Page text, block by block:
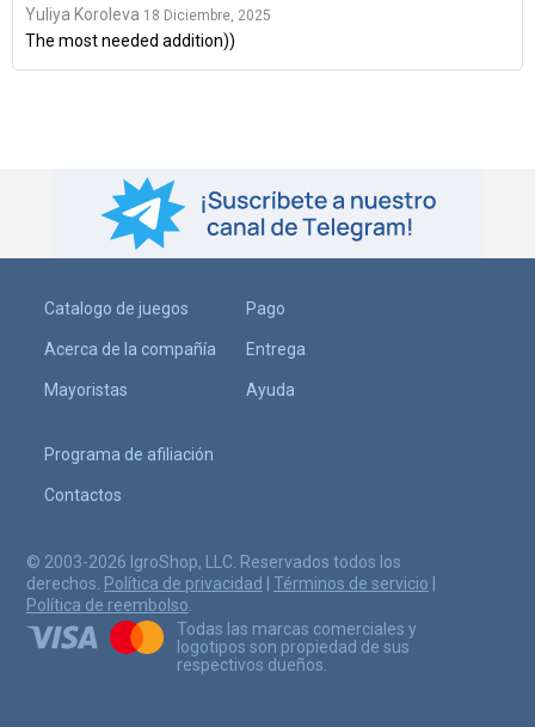
Yuliya Koroleva 18 Diciembre, 2025
The most needed addition))
Catalogo de juegos
Acerca de la compañía
Mayoristas
Pago
Entrega
Ayuda
Programa de afiliación
Contactos
© 2003-2026 IgroShop, LLC. Reservados todos los
derechos. Política de privacidad | Términos de servicio |
Política de reembolso
Todas las marcas comerciales y
logotipos son propiedad de sus
respectivos dueños.